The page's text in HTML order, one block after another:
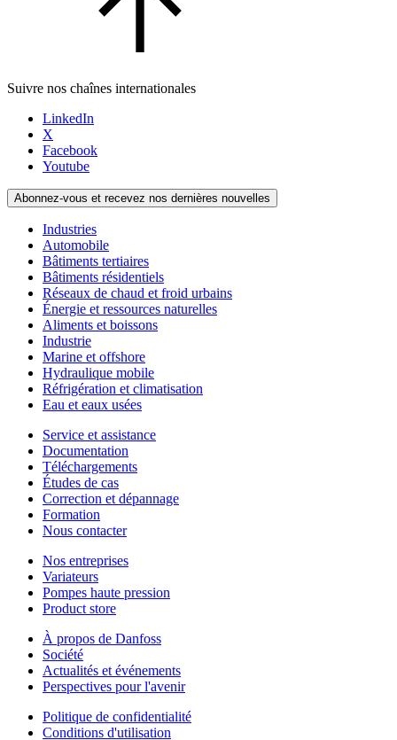
Suivre nos chaînes internationales
LinkedIn
X
Facebook
Youtube
Abonnez-vous et recevez nos dernières nouvelles
Industries
Automobile
Bâtiments tertiaires
Bâtiments résidentiels
Réseaux de chaud et froid urbains
Énergie et ressources naturelles
Aliments et boissons
Industrie
Marine et offshore
Hydraulique mobile
Réfrigération et climatisation
Eau et eaux usées
Service et assistance
Documentation
Téléchargements
Études de cas
Correction et dépannage
Formation
Nous contacter
Nos entreprises
Variateurs
Pompes haute pression
Product store
À propos de Danfoss
Société
Actualités et événements
Perspectives pour l'avenir
Politique de confidentialité
Conditions d'utilisation